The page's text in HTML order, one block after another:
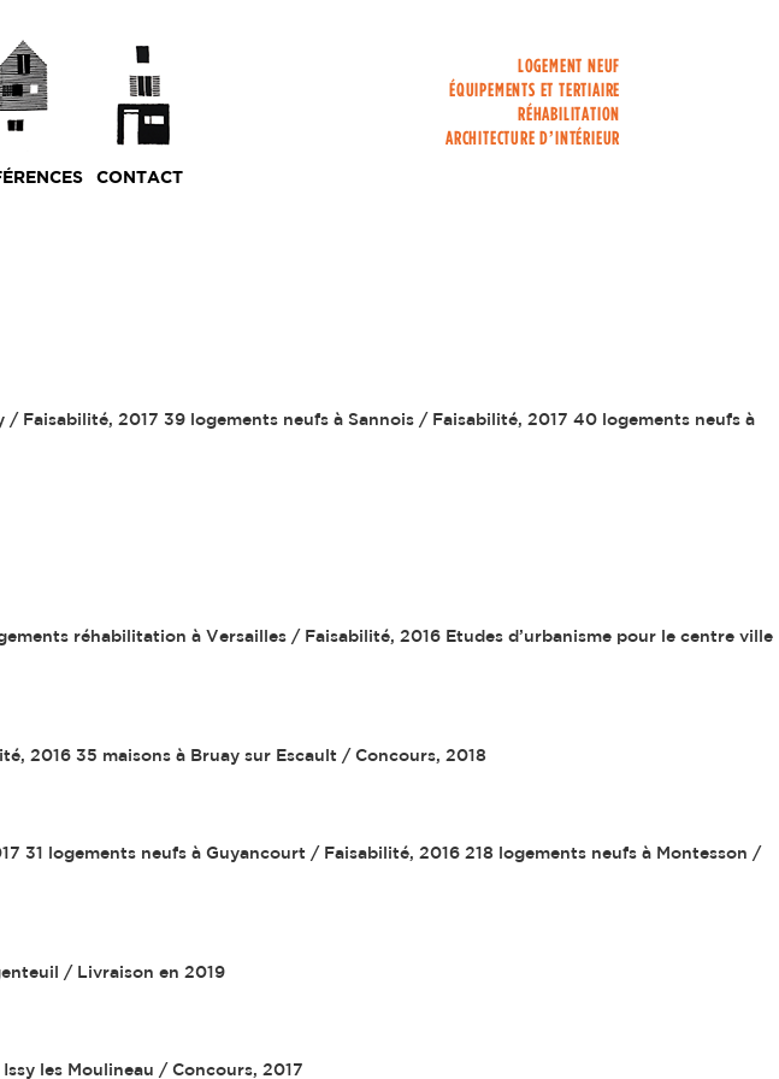
CONTACT
LOGEMENT NEUF
ÉQUIPEMENTS ET TERTIAIRE
RÉHABILITATION
ARCHITECTURE D’INTÉRIEUR
Faisabilité, 2017 39 logements neufs à Sannois / Faisabilité, 2017 40 logements neufs à
réhabilitation à Versailles / Faisabilité, 2016 Etudes d’urbanisme pour le centre ville
2016 35 maisons à Bruay sur Escault / Concours, 2018
31 logements neufs à Guyancourt / Faisabilité, 2016 218 logements neufs à Montesson /
/ Livraison en 2019
les Moulineau / Concours, 2017